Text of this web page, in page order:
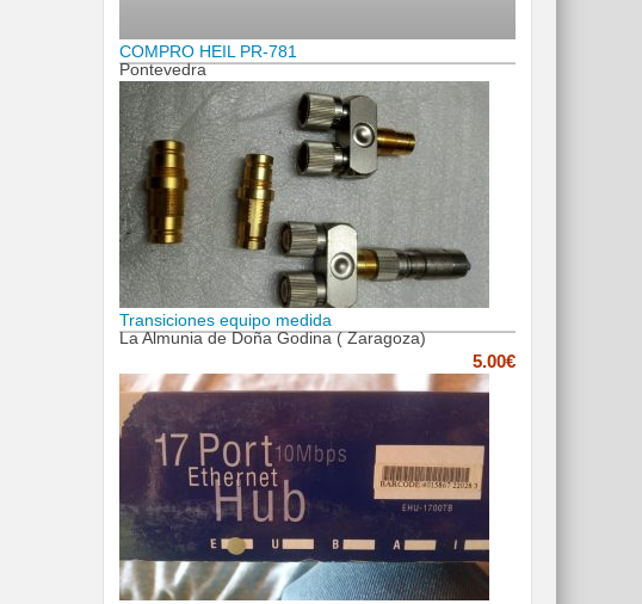
COMPRO HEIL PR-781
Pontevedra
Transiciones equipo medida
La Almunia de Doña Godina ( Zaragoza)
5.00€